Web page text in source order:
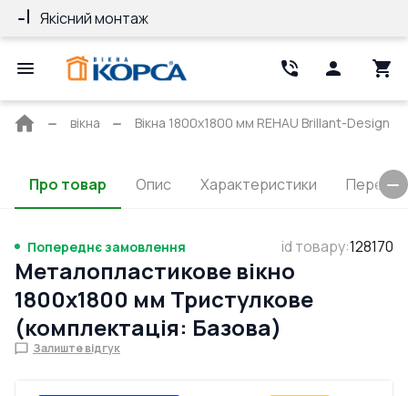
Якісний монтаж
Головна
вікна Вікна 1800x1800 мм REHAU Brillant-Design
Про товар Опис Характеристики
Попереднє замовлення id товару:128170
Металопластикове вікно
1800x1800 мм Тристулкове
(комплектація: Базова)
Залиште відгук